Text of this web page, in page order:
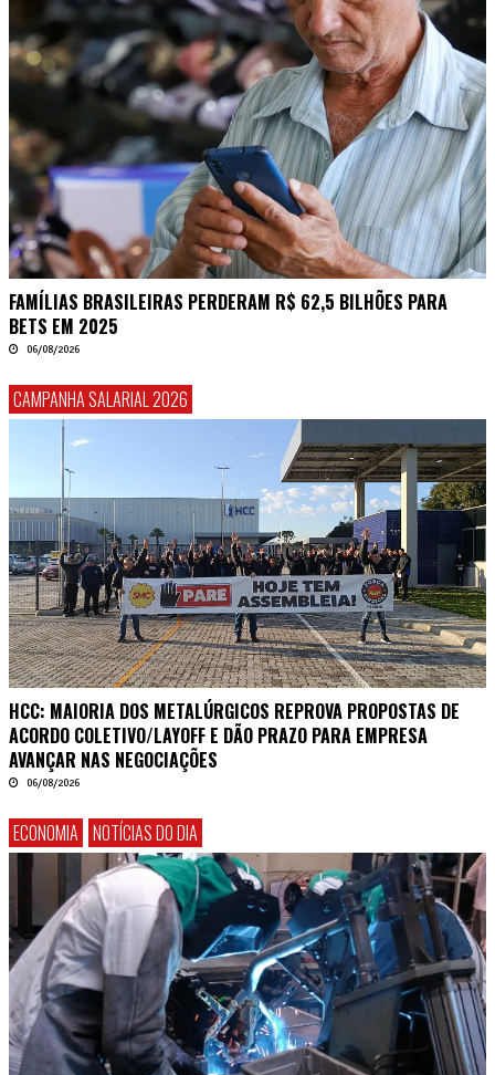
FAMÍLIAS BRASILEIRAS PERDERAM R$ 62,5 BILHÕES PARA
BETS EM 2025
06/08/2026
CAMPANHA SALARIAL 2026
HCC: MAIORIA DOS METALÚRGICOS REPROVA PROPOSTAS DE
ACORDO COLETIVO/LAYOFF E DÃO PRAZO PARA EMPRESA
AVANÇAR NAS NEGOCIAÇÕES
06/08/2026
ECONOMIA NOTÍCIAS DO DIA